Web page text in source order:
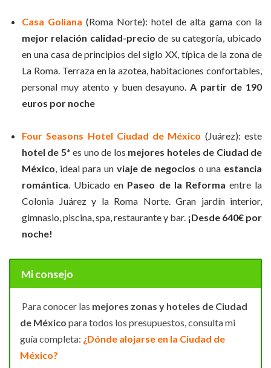
Casa Goliana (Roma Norte): hotel de alta gama con la
mejor relación calidad-precio de su categoría, ubicado
en una casa de principios del siglo XX, típica de la zona de
La Roma. Terraza en la azotea, habitaciones confortables,
personal muy atento y buen desayuno.A partir de 190
euros por noche
Four Seasons Hotel Ciudad de México (Juárez): este
hotel de 5* es uno de los mejores hoteles de Ciudad de
México, ideal para un viaje de negocios o una estancia
romántica. Ubicado en Paseo de la Reforma entre la
Colonia Juárez y la Roma Norte. Gran jardín interior,
gimnasio, piscina, spa, restaurante y bar. ¡Desde 640€ por
noche!
Mi consejo
Para conocer las mejores zonas y hoteles de Ciudad
de México para todos los presupuestos, consulta mi
guía completa: ¿Dónde alojarse en la Ciudad de
México?